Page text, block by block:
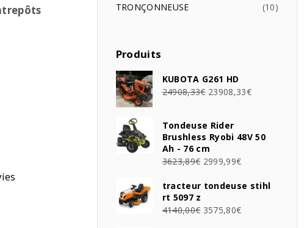
TRONÇONNEUSE
10
Produits
KUBOTA G261 HD
24908,33€ 23908,33€
Tondeuse Rider
Brushless Ryobi 48V 50
Ah - 76 cm
3623,89€ 2999,99€
tracteur tondeuse stihl
rt 5097 z
4140,00€ 3575,80€